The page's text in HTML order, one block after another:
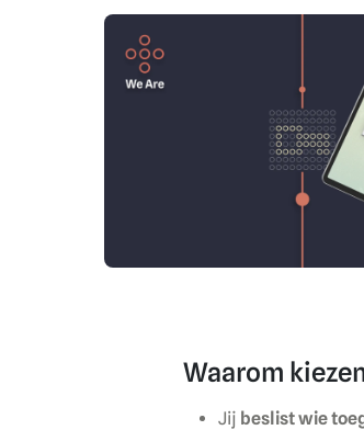
Image
Waarom
Jij beslist wie